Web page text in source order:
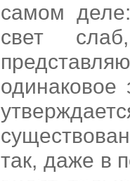
самом
свет
так, даже в